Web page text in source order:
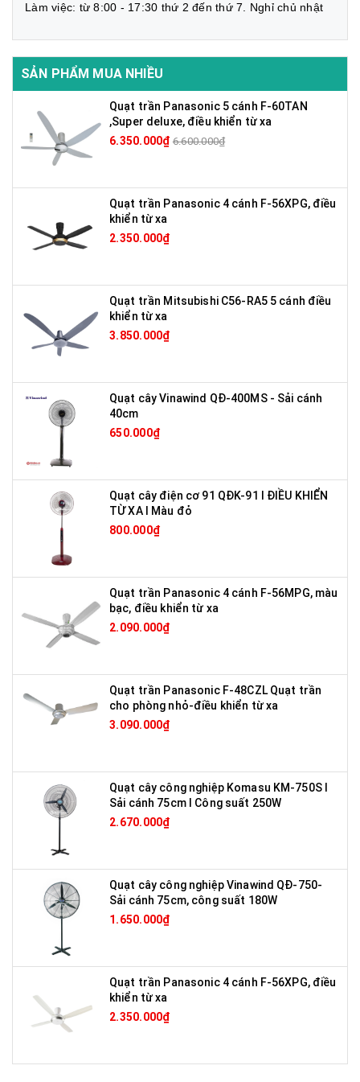
Làm việc: từ 8:00 - 17:30 thứ 2 đến thứ 7. Nghỉ chủ nhật
SẢN PHẨM MUA NHIỀU
Quạt trần Panasonic 5 cánh F-60TAN
,Super deluxe, điều khiển từ xa
6.350.000₫ 6.600.000₫
Quạt trần Panasonic 4 cánh F-56XPG, điều
khiển từ xa
2.350.000₫
Quạt trần Mitsubishi C56-RA5 5 cánh điều
khiển từ xa
3.850.000₫
Quạt cây Vinawind QĐ-400MS - Sải cánh
40cm
650.000₫
Quạt cây điện cơ 91 QĐK-91 I ĐIỀU KHIỂN
TỪ XA I Màu đỏ
800.000₫
Quạt trần Panasonic 4 cánh F-56MPG, màu
bạc, điều khiển từ xa
2.090.000₫
Quạt trần Panasonic F-48CZL Quạt trần
cho phòng nhỏ-điều khiển từ xa
3.090.000₫
Quạt cây công nghiệp Komasu KM-750S I
Sải cánh 75cm I Công suất 250W
2.670.000₫
Quạt cây công nghiệp Vinawind QĐ-750-
Sải cánh 75cm, công suất 180W
1.650.000₫
Quạt trần Panasonic 4 cánh F-56XPG, điều
khiển từ xa
2.350.000₫